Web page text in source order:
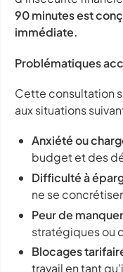
90 minutes est
immédiate.
Problématiques
Cette consultation
aux situations
Anxiété ou
budget et des
Difficulté à
ne se
Peur de manquer
stratégiques ou
Blocages
travail en tant